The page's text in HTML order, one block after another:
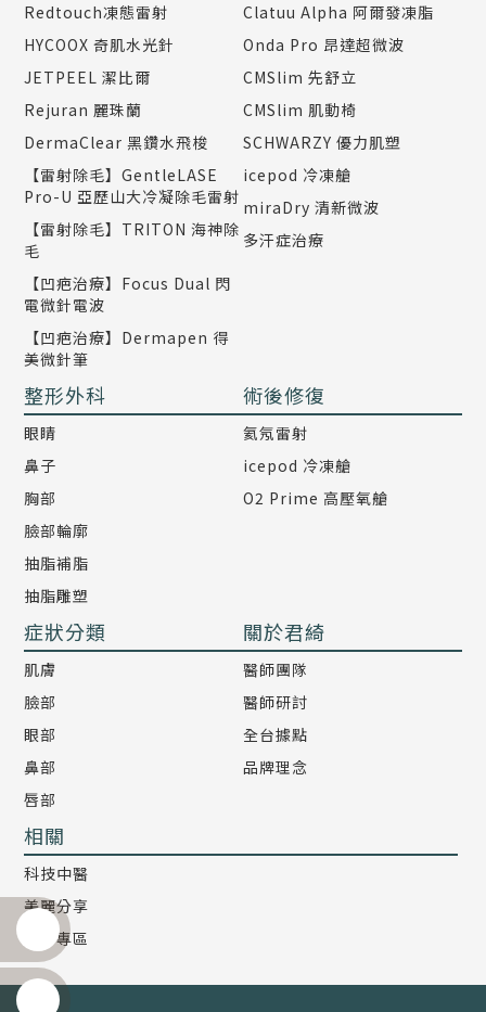
Redtouch凍態雷射
HYCOOX 奇肌水光針
JETPEEL 潔比爾
Rejuran 麗珠蘭
DermaClear 黑鑽水飛梭
【雷射除毛】GentleLASE
Pro-U 亞歷山大冷凝除毛雷射
【雷射除毛】TRITON 海神除
毛
【凹疤治療】Focus Dual 閃
電微針電波
【凹疤治療】Dermapen 得
美微針筆
Clatuu Alpha 阿爾發凍脂
Onda Pro 昂達超微波
CMSlim 先舒立
CMSlim 肌動椅
SCHWARZY 優力肌塑
icepod 冷凍艙
miraDry 清新微波
多汗症治療
整形外科
眼睛
鼻子
胸部
臉部輪廓
抽脂補脂
抽脂雕塑
術後修復
氦氖雷射
icepod 冷凍艙
O2 Prime 高壓氧艙
症狀分類
肌膚
臉部
眼部
鼻部
唇部
關於君綺
醫師團隊
醫師研討
全台據點
品牌理念
相關
科技中醫
美麗分享
影音專區